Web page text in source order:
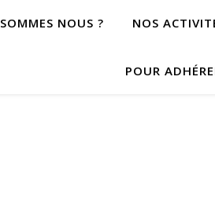
NOUS ? NOS
POUR